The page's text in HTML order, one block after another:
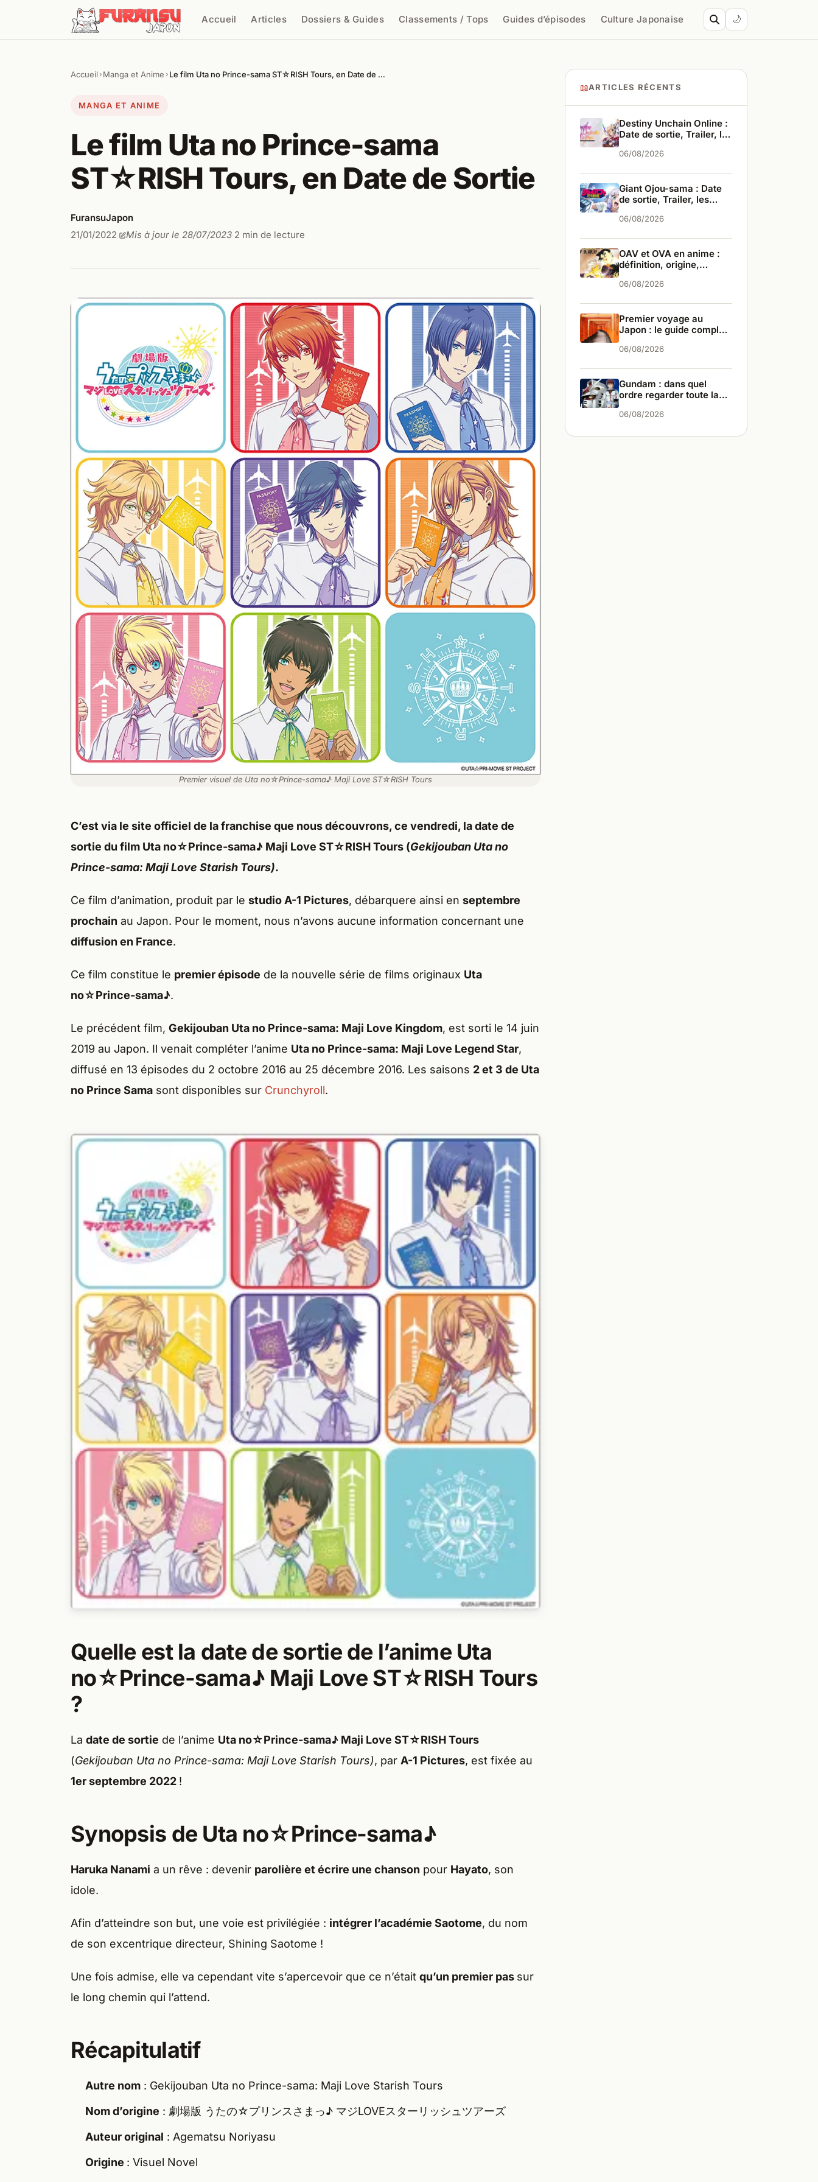
Aller au contenu
Accueil Articles Dossiers & Guides Classements / Tops Guides d’épisodes Culture Japonaise 🌙
Chercher
Accueil › Manga et Anime › Le film Uta no Prince-sama ST☆RISH Tours, en Date de …
MANGA ET ANIME
Le film Uta no Prince-sama
ST☆RISH Tours, en Date de Sortie
FuransuJapon
21/01/2022· Mis à jour le 28/07/2023·2 min de lecture
Premier visuel de Uta no☆Prince-sama♪ Maji Love ST☆RISH Tours
C’est via le site officiel de la franchise que nous découvrons, ce vendredi, ladate de
sortie du film Uta no☆Prince-sama♪ Maji Love ST☆RISH Tours (Gekijouban Uta no
Prince-sama: Maji Love Starish Tours).
Ce film d’animation, produit par le studio A-1 Pictures, débarquere ainsi en septembre
prochain au Japon. Pour le moment, nous n’avons aucune information concernant une
diffusion en France.
Ce film constitue le premier épisode de la nouvelle série de films originaux Uta
no☆Prince-sama♪.
Le précédent film, Gekijouban Uta no Prince-sama: Maji Love Kingdom, est sorti le 14 juin
2019 au Japon. Il venait compléter l’anime Uta no Prince-sama: Maji Love Legend Star,
diffusé en 13 épisodes du 2 octobre 2016 au 25 décembre 2016. Les saisons 2 et 3 de Uta
no Prince Sama sont disponibles sur Crunchyroll.
Quelle est la date de sortie de l’anime Uta
no☆Prince-sama♪ Maji Love ST☆RISH Tours
?
La date de sortie de l’anime Uta no☆Prince-sama♪ Maji Love ST☆RISH Tours
(Gekijouban Uta no Prince-sama: Maji Love Starish Tours), par A-1 Pictures, est fixée au
1er septembre 2022 !
Synopsis de Uta no☆Prince-sama♪
Haruka Nanami a un rêve : devenir parolière et écrire une chanson pour Hayato, son
idole.
Afin d’atteindre son but, une voie est privilégiée : intégrer l’académie Saotome, du nom
de son excentrique directeur, Shining Saotome !
Une fois admise, elle va cependant vite s’apercevoir que ce n’était qu’un premier pas sur
le long chemin qui l’attend.
Récapitulatif
Autre nom : Gekijouban Uta no Prince-sama: Maji Love Starish Tours
Nom d’origine : 劇場版 うたの☆プリンスさまっ♪ マジLOVEスターリッシュツアーズ
Auteur original : Agematsu Noriyasu
Origine : Visuel Novel
📖ARTICLES RÉCENTS
Destiny Unchain Online :
Date de sortie, Trailer, les
06/08/2026
Giant Ojou-sama : Date
de sortie, Trailer, les
06/08/2026
OAV et OVA en anime :
définition, origine,
06/08/2026
Premier voyage au
Japon : le guide complet
06/08/2026
Gundam : dans quel
ordre regarder toute la
06/08/2026